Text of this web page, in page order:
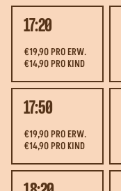
17:20
€19,90 PRO ERW.
€14,90 PRO KIND
17:50
€19,90 PRO ERW.
€14,90 PRO KIND